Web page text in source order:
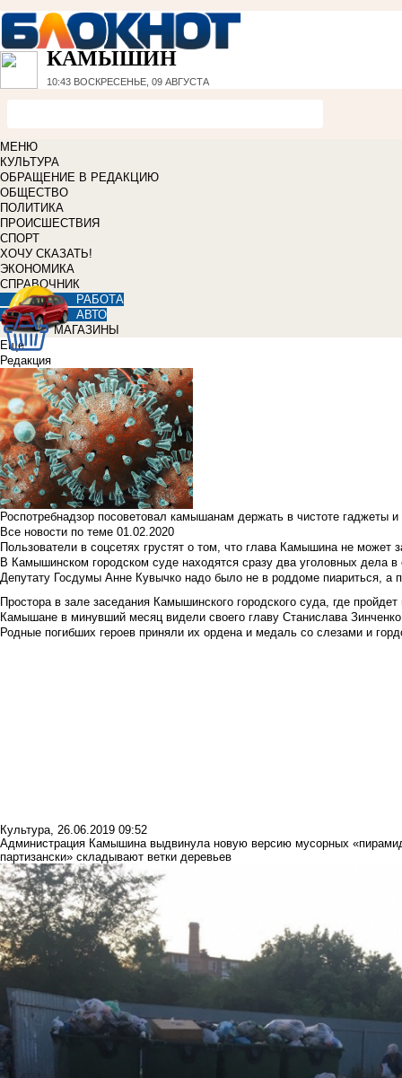
КАМЫШИН
10:43 ВОСКРЕСЕНЬЕ, 09 АВГУСТА
МЕНЮ
КУЛЬТУРА
ОБРАЩЕНИЕ В РЕДАКЦИЮ
ОБЩЕСТВО
ПОЛИТИКА
ПРОИСШЕСТВИЯ
СПОРТ
ХОЧУ СКАЗАТЬ!
ЭКОНОМИКА
СПРАВОЧНИК
РАБОТА
АВТО
МАГАЗИНЫ
Еще
Редакция
Роспотребнадзор посоветовал камышанам держать в чистоте гаджеты
Все новости по теме 01.02.2020
Пользователи в соцсетях грустят о том, что глава Камышина не может
В Камышинском городском суде находятся сразу два уголовных дела
Депутату Госдумы Анне Кувычко надо было не в роддоме пиариться, а
Простора в зале заседания Камышинского городского суда, где
Камышане в минувший месяц видели своего главу Станислава Зинченко
Родные погибших героев приняли их ордена и медаль со слезами и
Культура, 26.06.2019 09:52
Администрация Камышина выдвинула новую версию мусорных
партизански» складывают ветки деревьев